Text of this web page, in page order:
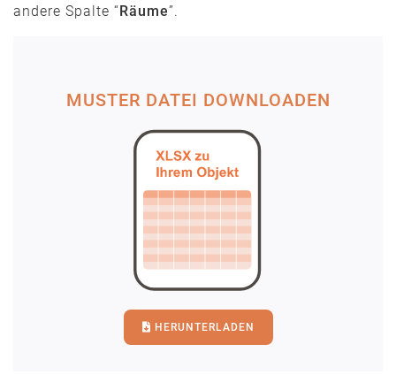
andere Spalte “ Räume”.
MUSTER DATEI DOWNLOADEN
HERUNTERLADEN